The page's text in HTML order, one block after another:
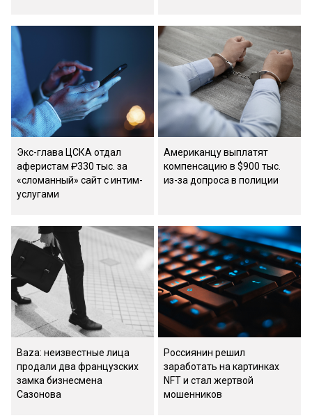
Экс-глава ЦСКА отдал
аферистам ₽330 тыс. за
«сломанный» сайт с интим-
услугами
Американцу выплатят
компенсацию в $900 тыс.
из-за допроса в полиции
Baza: неизвестные лица
продали два французских
замка бизнесмена
Сазонова
Россиянин решил
заработать на картинках
NFT и стал жертвой
мошенников